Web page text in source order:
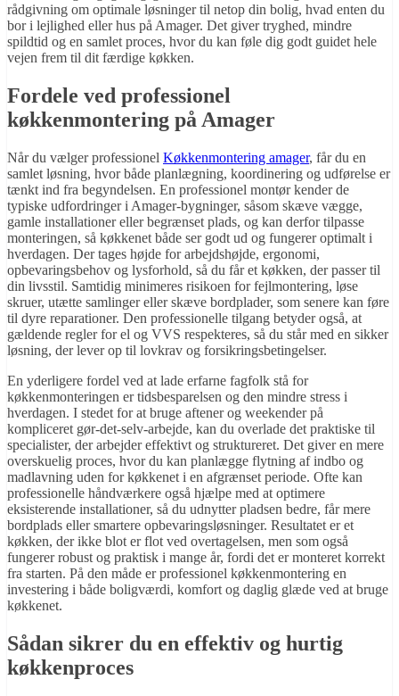
rådgivning om optimale løsninger til netop din bolig, hvad enten du
bor i lejlighed eller hus på Amager. Det giver tryghed, mindre
spildtid og en samlet proces, hvor du kan føle dig godt guidet hele
vejen frem til dit færdige køkken.
Fordele ved professionel
køkkenmontering på Amager
Når du vælger professionel Køkkenmontering amager, får du en
samlet løsning, hvor både planlægning, koordinering og udførelse er
tænkt ind fra begyndelsen. En professionel montør kender de
typiske udfordringer i Amager-bygninger, såsom skæve vægge,
gamle installationer eller begrænset plads, og kan derfor tilpasse
monteringen, så køkkenet både ser godt ud og fungerer optimalt i
hverdagen. Der tages højde for arbejdshøjde, ergonomi,
opbevaringsbehov og lysforhold, så du får et køkken, der passer til
din livsstil. Samtidig minimeres risikoen for fejlmontering, løse
skruer, utætte samlinger eller skæve bordplader, som senere kan føre
til dyre reparationer. Den professionelle tilgang betyder også, at
gældende regler for el og VVS respekteres, så du står med en sikker
løsning, der lever op til lovkrav og forsikringsbetingelser.
En yderligere fordel ved at lade erfarne fagfolk stå for
køkkenmonteringen er tidsbesparelsen og den mindre stress i
hverdagen. I stedet for at bruge aftener og weekender på
kompliceret gør-det-selv-arbejde, kan du overlade det praktiske til
specialister, der arbejder effektivt og struktureret. Det giver en mere
overskuelig proces, hvor du kan planlægge flytning af indbo og
madlavning uden for køkkenet i en afgrænset periode. Ofte kan
professionelle håndværkere også hjælpe med at optimere
eksisterende installationer, så du udnytter pladsen bedre, får mere
bordplads eller smartere opbevaringsløsninger. Resultatet er et
køkken, der ikke blot er flot ved overtagelsen, men som også
fungerer robust og praktisk i mange år, fordi det er monteret korrekt
fra starten. På den måde er professionel køkkenmontering en
investering i både boligværdi, komfort og daglig glæde ved at bruge
køkkenet.
Sådan sikrer du en effektiv og hurtig
køkkenproces